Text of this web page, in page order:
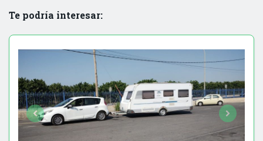
Te podría interesar: